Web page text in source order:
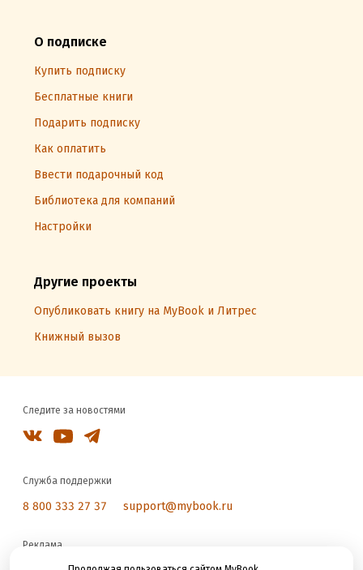
О подписке
Купить подписку
Бесплатные книги
Подарить подписку
Как оплатить
Ввести подарочный код
Библиотека для компаний
Настройки
Другие проекты
Опубликовать книгу на MyBook и Литрес
Книжный вызов
Следите за новостями
Служба поддержки
8 800 333 27 37 support@mybook.ru
Реклама